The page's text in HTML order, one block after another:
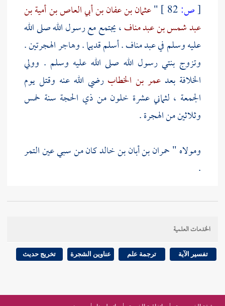
[ص: "عثمان بن عفان بن أبي العاص بن أمية بن
عبد شمس بن عبد مناف، يجتمع مع رسول الله صلى الله
عليه وسلم فيعبد مناف. أسلم قديما . وهاجر الهجرتين .
وتزوج بنتي رسول الله صلى الله عليه وسلم . وولي
الخلافة بعد عمر بن الخطابرضي الله عنه وقتل يوم
الجمعة ، لثماني عشرة خلون من ذي الحجة سنة خمس
وثلاثين من الهجرة .
ومولاه "حمران بن أبان بن خالدكان من سبيعين التمر
.
ثم تحول إلىالبصرة.
احتج به الجماعة .
الخدمات العلمية
تفسير الآية ترجمة علم عناوين الشجرة تخريج حديث